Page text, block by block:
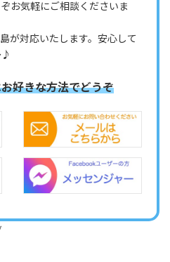
お気軽にご相談くださいま
が対応いたします。安心して
♪
好きな方法でどうぞ